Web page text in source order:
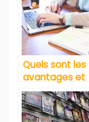
saison 3 ?
Quels sont les
avantages et
meilleures
pratiques des
advergames ?